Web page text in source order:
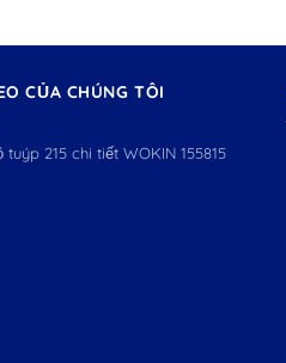
CỦA CHÚNG TÔI